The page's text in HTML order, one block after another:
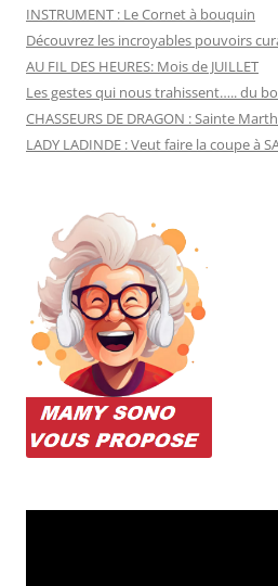
INSTRUMENT : Le Cornet à bouquin
Découvrez les incroyables pouvoirs
AU FIL DES HEURES: Mois de JUILLET
Les gestes qui nous trahissent….. du
CHASSEURS DE DRAGON : Sainte
LADY LADINDE : Veut faire la coupe à